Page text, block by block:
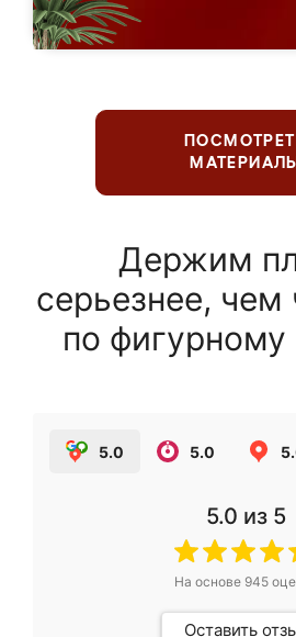
МАТЕРИАЛЫ
Держим
серьезнее,
по фигурному
5.0 5.0
5.0 из 5
На основе 945
Оставить